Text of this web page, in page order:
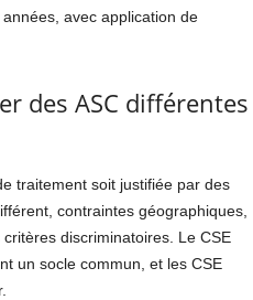
avec application de
des ASC différentes
traitement soit justifiée par des
contraintes géographiques,
discriminatoires. Le CSE
un socle commun, et les CSE